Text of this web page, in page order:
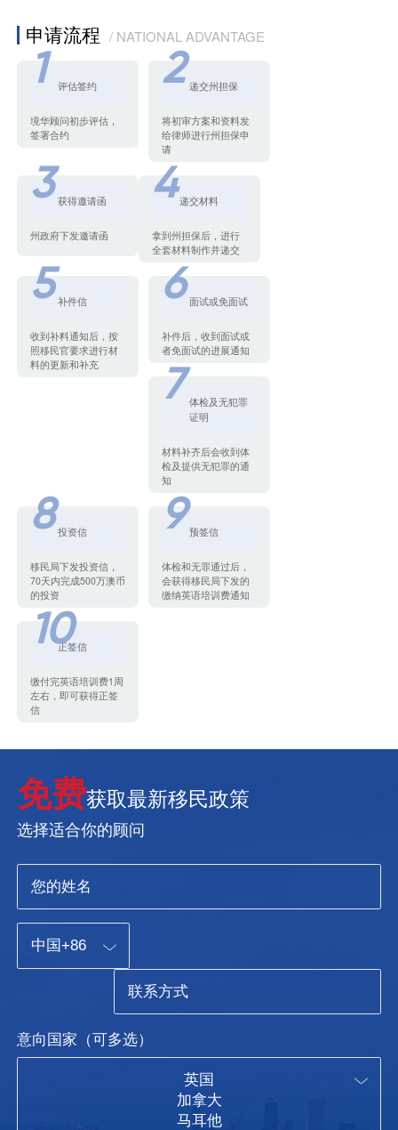
申请流程 / NATIONAL ADVANTAGE
1 评估签约
境华顾问初步评估，
签署合约
2 递交州担保
将初审方案和资料发
给律师进行州担保申
请
3 获得邀请函
州政府下发邀请函
4 递交材料
拿到州担保后，进行
全套材料制作并递交
5 补件信
收到补料通知后，按
照移民官要求进行材
料的更新和补充
6 面试或免面试
补件后，收到面试或
者免面试的进展通知
7 体检及无犯罪
证明
材料补齐后会收到体
检及提供无犯罪的通
知
8 投资信
移民局下发投资信，
70天内完成500万澳币
的投资
9 预签信
体检和无罪通过后，
会获得移民局下发的
缴纳英语培训费通知
10正签信
缴付完英语培训费1周
左右，即可获得正签
信
免费获取最新移民政策
选择适合你的顾问
意向国家（可多选）